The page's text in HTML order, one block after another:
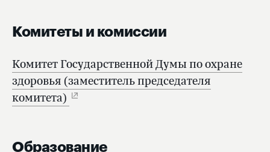
Комитеты и комиссии
Комитет Государственной Думы по охране
здоровья (заместитель председателя
комитета)
Образование